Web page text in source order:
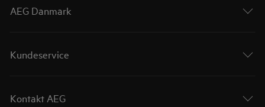
AEG Danmark
Kundeservice
Kontakt AEG